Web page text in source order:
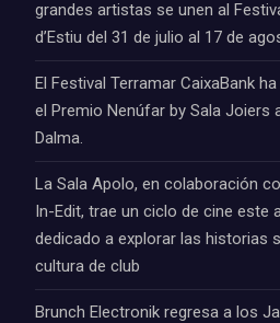
grandes artistas se unen al
d’Estiu del 31 de julio al 17 de
El Festival Terramar CaixaBank
el Premio Nenúfar by Sala Joiers
Dalma.
La Sala Apolo, en colaboración
In-Edit, trae un ciclo de cine este
dedicado a explorar las historias
cultura de club
Brunch Electronik regresa a los